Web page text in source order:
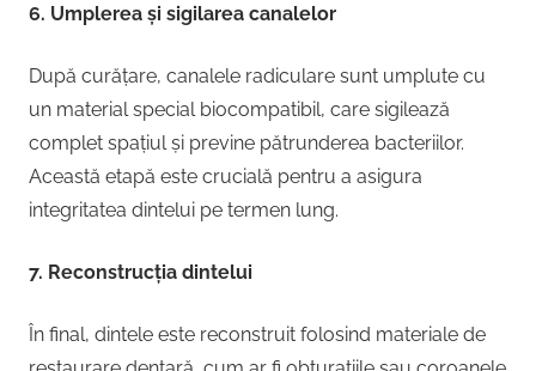
6. Umplerea și sigilarea canalelor
După curățare, canalele radiculare sunt umplute cu
un material special biocompatibil, care sigilează
complet spațiul și previne pătrunderea bacteriilor.
Această etapă este crucială pentru a asigura
integritatea dintelui pe termen lung.
7. Reconstrucția dintelui
În final, dintele este reconstruit folosind materiale de